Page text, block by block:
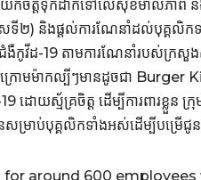
កចិត្ដទុកដាក់ទៅលើសុខមាលភាព និ
២) និងផ្ដល់ការណែនាំដល់បុគ្គលិកទ
ជំងឺកូវីដ-19 តាមការណែនាំរបស់ក្រ
រោមម៉ាកល្បីៗមានដូចជា Burger
ោយស្ម័គ្រចិត្ដ ដើម្បីការពារខ្លួន ក្
នសម្រាប់បុគ្គលិកទាំងអស់ដើម្បីបម្រើ
for around 600